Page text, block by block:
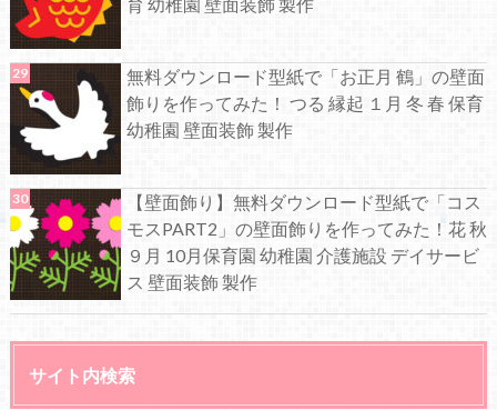
育 幼稚園 壁面装飾 製作
無料ダウンロード型紙で「お正月 鶴」の壁面
飾りを作ってみた！ つる 縁起 １月 冬 春 保育
幼稚園 壁面装飾 製作
【壁面飾り】無料ダウンロード型紙で「コス
モスPART2」の壁面飾りを作ってみた！花 秋
９月 10月保育園 幼稚園 介護施設 デイサービ
ス 壁面装飾 製作
サイト内検索